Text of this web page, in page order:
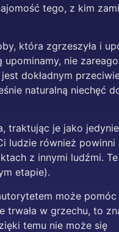
tego, z kim
która zgrzeszyła i
nie
dokładnym
naturalną niechęć
traktując je jako
ludzie również powinni
z innymi ludźmi. Te
etapie).
może pomóc
trwała w grzechu, to
temu nie może się